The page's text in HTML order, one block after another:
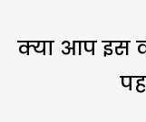
क्या आप इस